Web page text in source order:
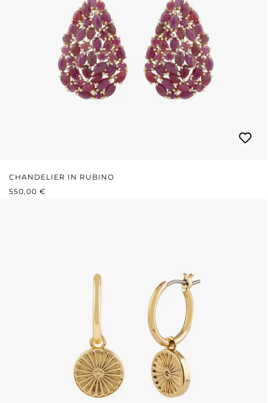
CHANDELIER IN RUBINO
PREZZO NORMALE:
550,00 €